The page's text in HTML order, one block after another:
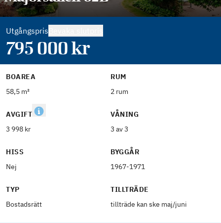
Utgångspris
795 000kr
BOAREA
58,5 m²
RUM
2 rum
AVGIFT
3 998 kr
VÅNING
3 av 3
HISS
Nej
BYGGÅR
1967-1971
TYP
Bostadsrätt
TILLTRÄDE
tillträde kan ske maj/juni